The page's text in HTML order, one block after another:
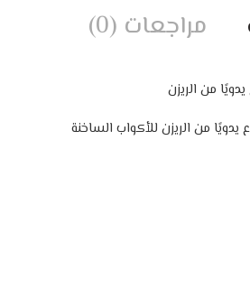
مراجعات (0)
من الريزن
من الريزن للأكواب الساخنة